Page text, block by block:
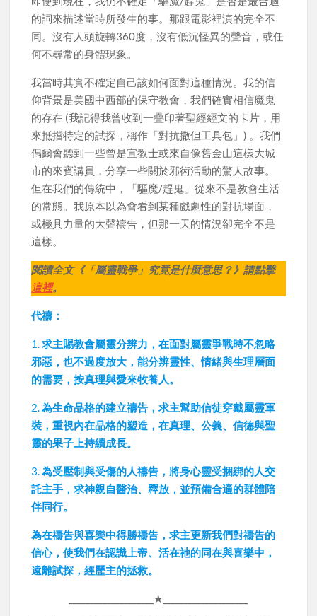
的詞來描述當時所發生的事。那跟電影裡演的完全不
同。沒有人頭旋轉360度，沒有低沉怪異的聲音，或任
何不尋常的身體現象。
我當時其實不確定自己該如何面對這種情況。我的信
仰背景是美國中西部的保守教會，我們確實相信魔鬼
的存在 (我記得我曾收到一疊印著聖經經文的卡片，用
來抵擋特定的試探，稱作「對抗撒但工具包」) 。我們
偶爾會聽到一些曾是宣教士或來自像舊金山這樣大城
市的來賓講員，分享一些關於邪術活動的驚人故事。
但在我們的傳統中，「驅魔/趕鬼」從來不是教會生活
的常態。我原本以為會看到某種戲劇性的對抗場面，
或極具力量的大聲禱告，但那一天的情況卻完全不是
這樣。
閱讀全文《「屬靈戰爭」究竟是什麼意思？》請點擊
這裡。
代禱：
1.求主賜教會屬靈分辨力，在面對屬靈爭戰時不忽略
邪惡，也不過度放大，能分辨靈性、情緒與生理層面
的需要，按真理與愛來牧養人。
2.為生命品格的建立禱告，求主幫助信徒穿戴屬靈軍
裝，重視內在品格的塑造，在真理、公義、信德與聖
靈的果子上持續成長。
3.為受壓制與受傷的人禱告，將身心靈受捆綁的人交
託主手，求神親自醫治、釋放，並預備合適的群體陪
伴同行。
為在禱告與喜樂中得勝禱告，求主更新我們對禱告的
信心，使我們在認識上帝、活在祂的同在與喜樂中，
遠離試探，經歷主的拯救。
____________________★____________________